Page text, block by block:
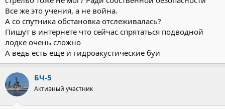
Все же это учения, а не война.
А со спутника обстановка отслеживалась?
Пишут в интернете что сейчас спрятаться подводной
лодке очень сложно
А ведь есть еще и гидроакустические буи
БЧ-5
Активный участник